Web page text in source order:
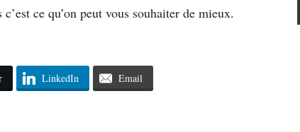
ce qu’on peut vous souhaiter de mieux.
LinkedIn Email